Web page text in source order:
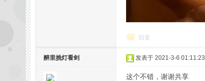
回复
醉里挑灯看剑 发表于 2021-3-6 01:11:23
这个不错，谢谢共享